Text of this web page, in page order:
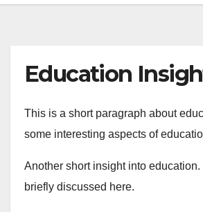
Education
This is a short paragraph about
some interesting aspects of
Another short insight into
briefly discussed here.